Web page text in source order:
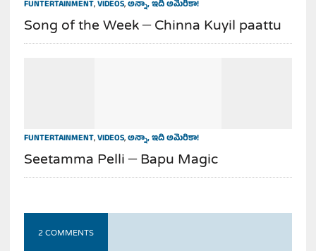
FUNTERTAINMENT,VIDEOS,అన్నా, ఇది అమెరికా!
Song of the Week – Chinna Kuyil paattu
FUNTERTAINMENT,VIDEOS,అన్నా, ఇది అమెరికా!
Seetamma Pelli – Bapu Magic
2 COMMENTS